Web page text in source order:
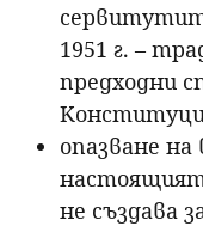
1951 г. –
предходни
опазване
не създава